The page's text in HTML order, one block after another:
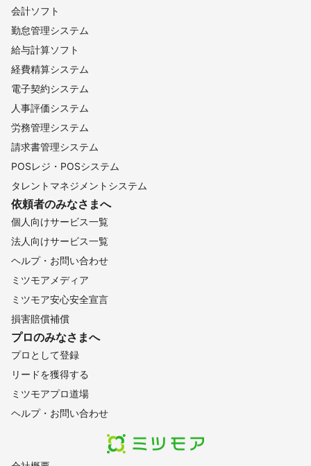
会計ソフト
勤怠管理システム
給与計算ソフト
経費精算システム
電子契約システム
人事評価システム
労務管理システム
請求書管理システム
POSレジ・POSシステム
タレントマネジメントシステム
依頼者のみなさまへ
個人向けサービス一覧
法人向けサービス一覧
ヘルプ・お問い合わせ
ミツモアメディア
ミツモア安心安全宣言
損害賠償補償
プロのみなさまへ
プロとして登録
リードを獲得する
ミツモアプロ道場
ヘルプ・お問い合わせ